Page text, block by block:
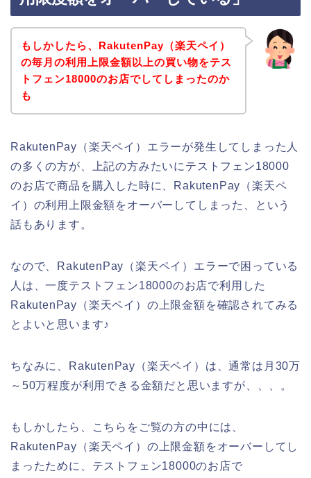
もしかしたら、RakutenPay（楽天ペイ）
の毎月の利用上限金額以上の買い物をテス
トフェン18000のお店でしてしまったのか
も
RakutenPay（楽天ペイ）エラーが発生してしまった人
の多くの方が、上記の方みたいにテストフェン18000
のお店で商品を購入した時に、RakutenPay（楽天ペ
イ）の利用上限金額をオーバーしてしまった、という
話もあります。
なので、RakutenPay（楽天ペイ）エラーで困っている
人は、一度テストフェン18000のお店で利用した
RakutenPay（楽天ペイ）の上限金額を確認されてみる
とよいと思います♪
ちなみに、RakutenPay（楽天ペイ）は、通常は月30万
～50万程度が利用できる金額だと思いますが、、、。
もしかしたら、こちらをご覧の方の中には、
RakutenPay（楽天ペイ）の上限金額をオーバーしてし
まったために、テストフェン18000のお店で